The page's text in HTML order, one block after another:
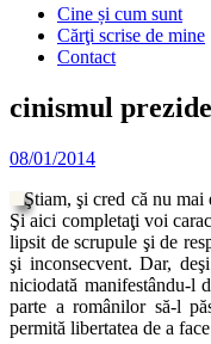
Skip
content
Cine și cum sunt
Cărţi scrise de mine
Contact
cinismul
08/01/2014
Ştiam, şi cred că nu
Şi aici completaţi voi
lipsit de scrupule şi de
şi inconsecvent. Dar,
niciodată manifestându-l
parte a românilor să-l
permită libertatea de a